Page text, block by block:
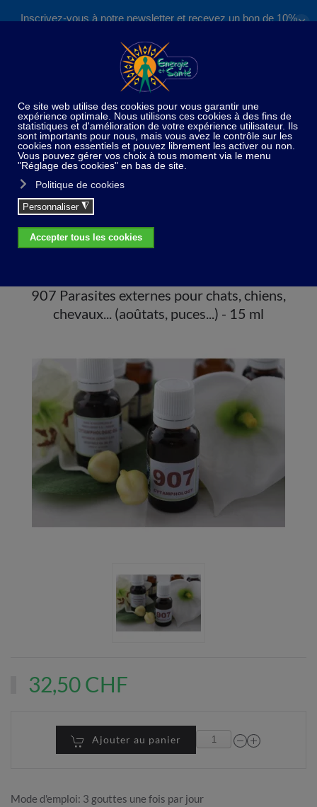
Inscrivez-vous à notre newsletter et recevez un bon de 10%
S'inscrire
✕
Home
907 Parasites externes pour chats, chiens,
chevaux... (aoûtats, puces...) - 15 ml
907 Parasites externes pour chats, chiens,
chevaux... (aoûtats, puces...) - 15 ml
32,50 CHF
Ajouter au panier
Mode d'emploi: 3 gouttes une fois par jour